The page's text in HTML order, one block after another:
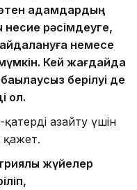
адамдардың
несие рәсімдеуге,
немесе
Кей жағдайда
берілуі де
ол.
азайту үшін
қажет.
жүйелер